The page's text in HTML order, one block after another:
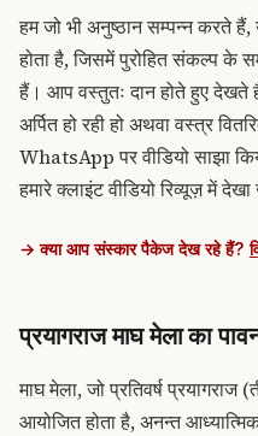
हम जो भी अनुष्ठान सम्पन्न करते हैं,
होता है, जिसमें पुरोहित संकल्प के
हैं। आप वस्तुतः दान होते हुए देखते
अर्पित हो रही हो अथवा वस्त्र
WhatsApp पर वीडियो साझा
हमारेक्लाइंट वीडियो रिव्यूज़में देखा
→ क्या आप संस्कार पैकेज देख रहे हैं?
प्रयागराज माघ मेला का
माघ मेला, जो प्रतिवर्ष प्रयागराज
आयोजित होता है, अनन्त